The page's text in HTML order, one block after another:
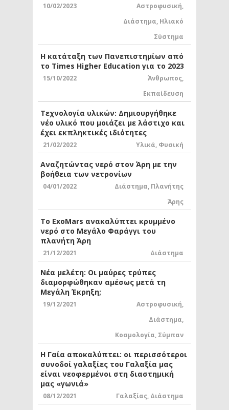
10/02/2023 Αστροφυσική,
Διάστημα, Ηλιακό
Σύστημα
Η κατάταξη των Πανεπιστημίων από
το Times Higher Education για το 2023
15/10/2022 Άνθρωπος,
Εκπαίδευση
Τεχνολογία υλικών: Δημιουργήθηκε
νέο υλικό που μοιάζει με λάστιχο και
έχει εκπληκτικές ιδιότητες
21/02/2022 Υλικά, Φυσική
Αναζητώντας νερό στον Άρη με την
βοήθεια των νετρονίων
04/01/2022 Διάστημα, Πλανήτης
Άρης
Το ExoMars ανακαλύπτει κρυμμένο
νερό στο Μεγάλο Φαράγγι του
πλανήτη Άρη
21/12/2021 Διάστημα
Νέα μελέτη: Οι μαύρες τρύπες
διαμορφώθηκαν αμέσως μετά τη
Μεγάλη Έκρηξη;
19/12/2021 Αστροφυσική,
Διάστημα,
Κοσμολογία, Σύμπαν
Η Γαία αποκαλύπτει: οι περισσότεροι
συνοδοί γαλαξίες του Γαλαξία μας
είναι νεοφερμένοι στη διαστημική
μας «γωνιά»
08/12/2021 Γαλαξίας, Διάστημα